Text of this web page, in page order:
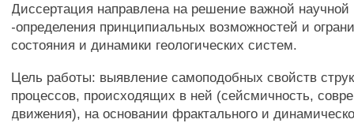
Диссертация направлена на решение важной
-определения принципиальных возможностей и
состояния и динамики геологических систем.
Цель работы: выявление самоподобных свойств
процессов, происходящих в ней (сейсмичность,
движения), на основании фрактального и